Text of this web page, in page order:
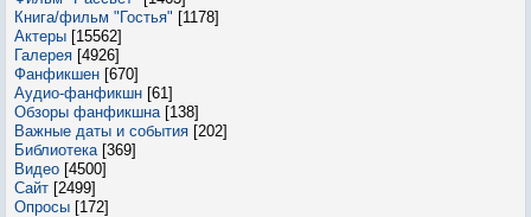
Книга/фильм "Гостья" [1178]
Актеры [15562]
Галерея [4926]
Фанфикшен [670]
Аудио-фанфикшн [61]
Обзоры фанфикшна [138]
Важные даты и события [202]
Библиотека [369]
Видео [4500]
Сайт [2499]
Опросы [172]